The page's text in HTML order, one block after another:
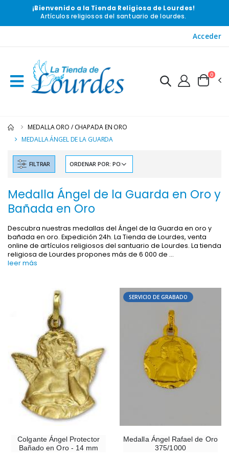
¡Bienvenido a la Tienda Religiosa de Lourdes!
Artículos religiosos del santuario de lourdes.
Acceder
0
MEDALLA ORO / CHAPADA EN ORO
MEDALLA ÁNGEL DE LA GUARDA
FILTRAR
Medalla Ángel de la Guarda en Oro y
Bañada en Oro
Descubra nuestras medallas del Ángel de la Guarda en oro y
bañada en oro. Expedición 24h. La Tienda de Lourdes, venta
online de artículos religiosos del santuario de Lourdes. La tienda
religiosa de Lourdes propones más de 6 000 de ...
leer más
Colgante Ángel Protector
Bañado en Oro - 14 mm
SERVICIO DE GRABADO
Medalla Ángel Rafael de Oro
375/1000
-10%
Estatuilla Virgen Milagrosa Luminosa
€15.00 €13.50
€21.90
-20%
€24.90 €19.92